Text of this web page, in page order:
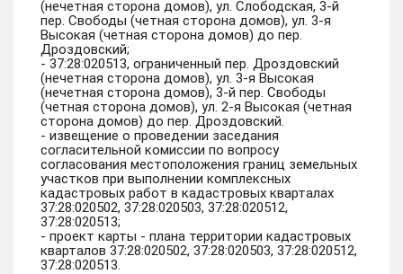
(нечетная сторона домов), ул. Слободская, 3-й
пер. Свободы (четная сторона домов), ул. 3-я
Высокая (четная сторона домов) до пер.
Дроздовский;
- 37:28:020513, ограниченный пер. Дроздовский
(нечетная сторона домов), ул. 3-я Высокая
(нечетная сторона домов), 3-й пер. Свободы
(четная сторона домов), ул. 2-я Высокая (четная
сторона домов) до пер. Дроздовский.
- извещение о проведении заседания
согласительной комиссии по вопросу
согласования местоположения границ земельных
участков при выполнении комплексных
кадастровых работ в кадастровых кварталах
37:28:020502, 37:28:020503, 37:28:020512,
37:28:020513;
- проект карты - плана территории кадастровых
кварталов 37:28:020502, 37:28:020503, 37:28:020512,
37:28:020513.